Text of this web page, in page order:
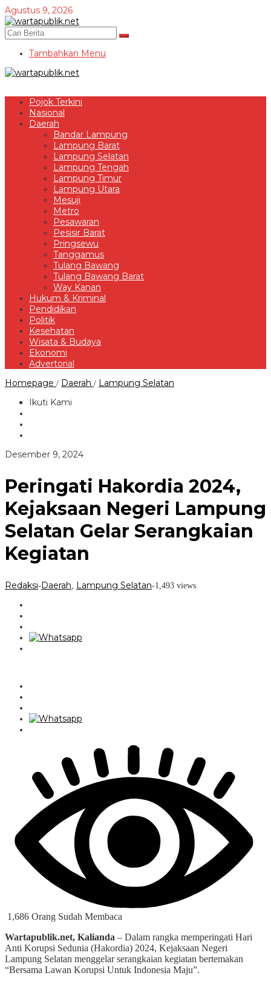
Lewati
ke
konten
Agustus 9, 2026
Tambahkan Menu
Pojok Terkini
Nasional
Daerah
Bandar Lampung
Lampung Barat
Lampung Selatan
Lampung Tengah
Lampung Timur
Lampung Utara
Mesuji
Metro
Pesawaran
Pesisir Barat
Pringsewu
Tanggamus
Tulang Bawang
Tulang Bawang Barat
Way Kanan
Hukum & Kriminal
Pendidikan
Politik
Kesehatan
Wisata & Budaya
Ekonomi
Advertorial
Homepage / Daerah / Lampung Selatan
Ikuti Kami
Desember 9, 2024oleh
Peringati Hakordia 2024,
Kejaksaan Negeri Lampung
Selatan Gelar Serangkaian
Kegiatan
Redaksi-Daerah Lampung Selatan-1,493 views
1,686 Orang Sudah Membaca
Wartapublik.net, Kalianda – Dalam rangka memperingati Hari
Anti Korupsi Sedunia (Hakordia) 2024, Kejaksaan Negeri
Lampung Selatan menggelar serangkaian kegiatan bertemakan
“Bersama Lawan Korupsi Untuk Indonesia Maju”.